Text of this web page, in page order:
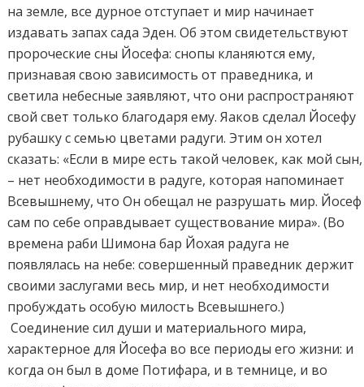
на земле, все дурное отступает и мир начинает
издавать запах сада Эден. Об этом свидетельствуют
пророческие сны Йосефа: снопы кланяются ему,
признавая свою зависимость от праведника, и
светила небесные заявляют, что они распространяют
свой свет только благодаря ему. Яаков сделал Йосефу
рубашку с семью цветами радуги. Этим он хотел
сказать: «Если в мире есть такой человек, как мой сын,
– нет необходимости в радуге, которая напоминает
Всевышнему, что Он обещал не разрушать мир. Йосеф
сам по себе оправдывает существование мира». (Во
времена раби Шимона бар Йохая радуга не
появлялась на небе: совершенный праведник держит
своими заслугами весь мир, и нет необходимости
пробуждать особую милость Всевышнего.)
Соединение сил души и материального мира,
характерное для Йосефа во все периоды его жизни: и
когда он был в доме Потифара, и в темнице, и во